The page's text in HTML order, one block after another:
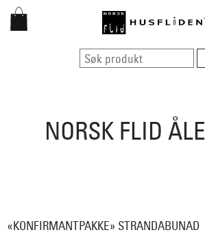
NORSK FLID
«KONFIRMANTPAKKE» STRANDABUNAD